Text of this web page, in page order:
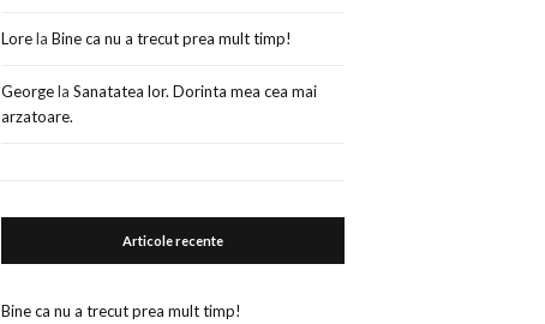
LorelaBine ca nu a trecut prea mult timp!
GeorgelaSanatatea lor. Dorinta mea cea mai
arzatoare.
Articole recente
Bine ca nu a trecut prea mult timp!